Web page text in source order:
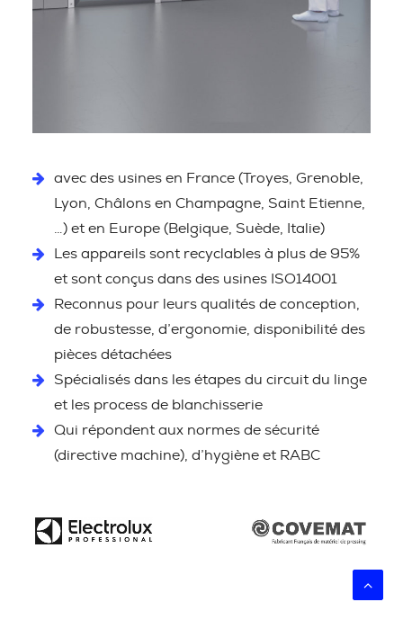
avec des usines en France (Troyes, Grenoble,
Lyon, Châlons en Champagne, Saint Etienne,
…) et en Europe (Belgique, Suède, Italie)
Les appareils sont recyclables à plus de 95%
et sont conçus dans des usines ISO14001
Reconnus pour leurs qualités de conception,
de robustesse, d’ergonomie, disponibilité des
pièces détachées
Spécialisés dans les étapes du circuit du linge
et les process de blanchisserie
Qui répondent aux normes de sécurité
(directive machine), d’hygiène et RABC